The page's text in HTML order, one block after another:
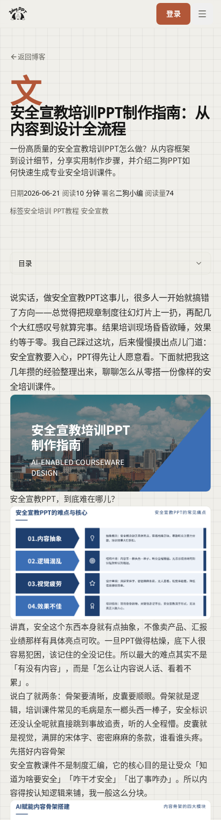
登录
返回博客
文
安全宣教培训PPT制作指南：从
内容到设计全流程
一份高质量的安全宣教培训PPT怎么做？从内容框架
到设计细节，分享实用制作步骤，并介绍二狗PPT如
何快速生成专业安全培训课件。
日期2026-06-21 阅读10 分钟 署名二狗小编 阅读量74
标签安全培训 PPT教程 安全宣教
目录
说实话，做安全宣教PPT这事儿，很多人一开始就搞错
了方向——总觉得把规章制度往幻灯片上一扔，再配几
个大红感叹号就算完事。结果培训现场昏昏欲睡，效果
约等于零。我自己踩过这坑，后来慢慢摸出点儿门道：
安全宣教要入心，PPT得先让人愿意看。下面就把我这
几年攒的经验整理出来，聊聊怎么从零搭一份像样的安
全培训课件。
安全宣教PPT，到底难在哪儿？
讲真，安全这个东西本身就有点抽象，不像卖产品、汇报
业绩那样有具体亮点可吹。一旦PPT做得枯燥，底下人很
容易犯困，该记住的全没记住。所以最大的难点其实不是
「有没有内容」，而是「怎么让内容说人话、看着不
累」。
说白了就两条：骨架要清晰，皮囊要顺眼。骨架就是逻
辑，培训课件常见的毛病是东一榔头西一棒子，安全标识
还没认全呢就直接跳到事故追责，听的人全程懵。皮囊就
是视觉，满屏的宋体字、密密麻麻的条款，谁看谁头疼。
先搭好内容骨架
安全宣教课件不是制度汇编，它的核心目的是让受众「知
道为啥要安全」「咋干才安全」「出了事咋办」。所以内
容得按认知逻辑来铺，我一般这么分块。